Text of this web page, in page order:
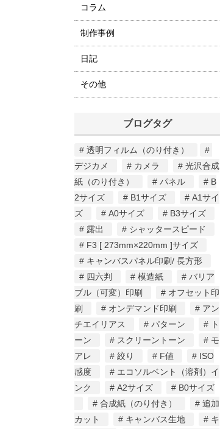
コラム
制作事例
日記
その他
ブログタグ
透明フィルム（のり付き）
デジカメ
カメラ
光沢合成
紙（のり付き）
パネル
B
2サイズ
B1サイズ
A1サイ
ズ
A0サイズ
B3サイズ
露出
シャッタースピード
F3 [ 273mm×220mm ]サイズ
キャンバスパネル印刷/ 長方形
四六判
模造紙
バリア
ブル（可変）印刷
オフセット印
刷
オンデマンド印刷
アン
チエイリアス
パターン
ト
ーン
スクリーントーン
モ
アレ
絞り F値
ISO
感度
エコソルベント（溶剤）イ
ンク
A2サイズ
B0サイズ
合成紙（のり付き）
追加
カット
キャンバス生地
キ